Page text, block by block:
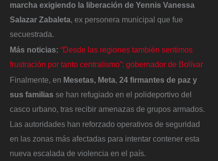
marcha exigiendo la liberación de Yennis Vanessa
Salazar Zabaleta, ex personera municipal que fue
secuestrada.
Más noticias: “Desde las regiones también sentimos
frustración por tanto centralismo”: gobernador de Bolívar
Finalmente, en Mesetas, Meta, 24 firmantes de paz y
sus familias se han refugiado en el polideportivo del
casco urbano, tras recibir amenazas de grupos armados.
Las autoridades han reforzado operativos de seguridad
en las zonas más afectadas para intentar contener esta
nueva escalada de violencia en el país.